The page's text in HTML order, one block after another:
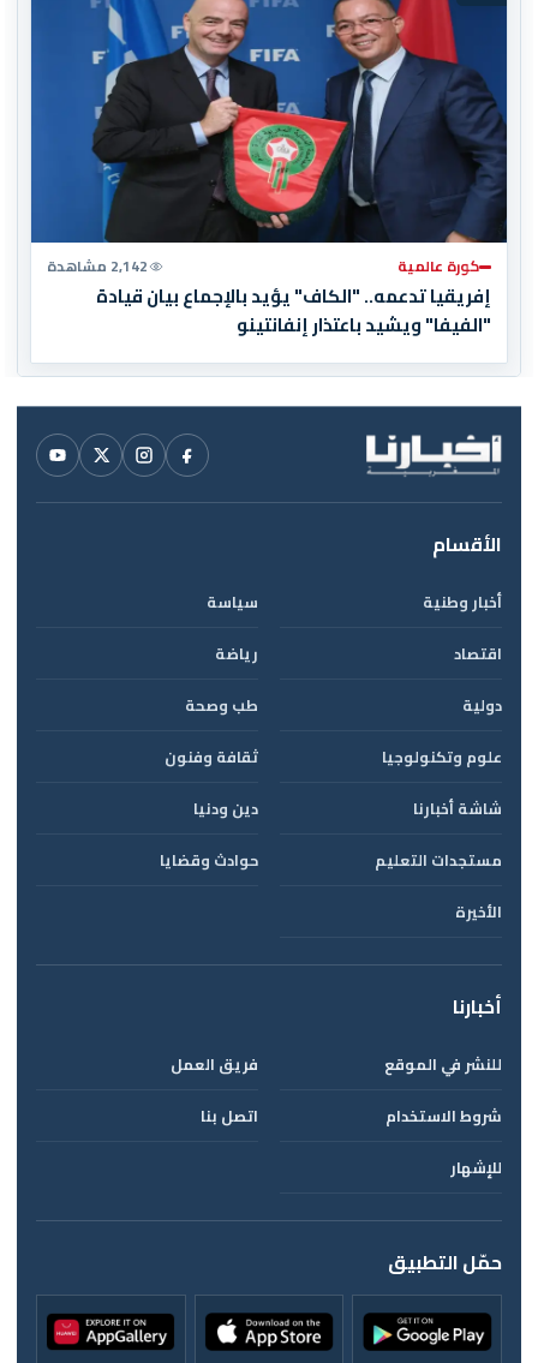
كورة عالمية 2,142 مشاهدة
إفريقيا تدعمه.. "الكاف" يؤيد بالإجماع بيان قيادة
"الفيفا" ويشيد باعتذار إنفانتينو
الأقسام
أخبار وطنية
سياسة
اقتصاد
رياضة
دولية
طب وصحة
علوم وتكنولوجيا
ثقافة وفنون
شاشة أخبارنا
دين ودنيا
مستجدات التعليم
حوادث وقضايا
الأخيرة
أخبارنا
للنشر في الموقع
فريق العمل
شروط الاستخدام
اتصل بنا
للإشهار
حمّل التطبيق